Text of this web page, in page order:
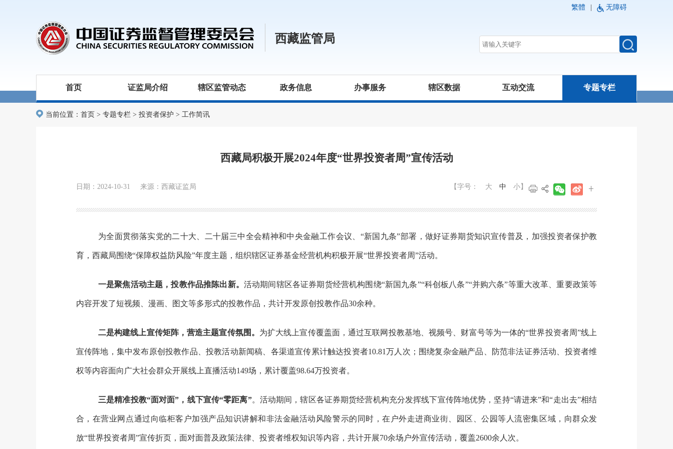
繁體 无障碍
西藏监管局
首页 证监局介绍 辖区监管动态 政务信息 办事服务 辖区数据 互动交流 专题专栏
当前位置： 首页 > 专题专栏 > 投资者保护 > 工作简讯
西藏局积极开展2024年度“世界投资者周”宣传活动
日期：2024-10-31 来源：西藏证监局 【字号： 大 中 小 】
为全面贯彻落实党的二十大、二十届三中全会精神和中央金融工作会议、“新国九条”部署，做好证券期货知识宣传普及，加强投资者保护教
育， 西藏局围绕“保障权益防风险”年度主题，组织辖区证券基金经营机构积极开展“世界投资者周”活动。
一是聚焦活动主题，投教作品推陈出新。 活动期间辖区各证券期货经营机构围绕“新国九条”“科创板八条”“并购六条”等重大改革、重要政策等
内容开发了短视频、漫画、图文等多形式的投教作品，共计开发原创投教作品30余种。
二是构建线上宣传矩阵，营造主题宣传氛围。 为扩大线上宣传覆盖面，通过互联网投教基地、视频号、财富号等为一体的“世界投资者周”线上
宣传阵地，集中发布原创投教作品、投教活动新闻稿、各渠道宣传累计触达投资者10.81万人次；围绕复杂金融产品、防范非法证券活动、投资者维
权等内容面向广大社会群众开展线上直播活动149场，累计覆盖98.64万投资者。
三是精准投教“面对面”，线下宣传“零距离”。 活动期间，辖区各证券期货经营机构充分发挥线下宣传阵地优势，坚持“请进来”和“走出去”相结
合，在营业网点通过向临柜客户加强产品知识讲解和非法金融活动风险警示的同时，在户外走进商业街、园区、公园等人流密集区域，向群众发
放“世界投资者周”宣传折页，面对面普及政策法律、投资者维权知识等内容，共计开展70余场户外宣传活动，覆盖2600余人次。